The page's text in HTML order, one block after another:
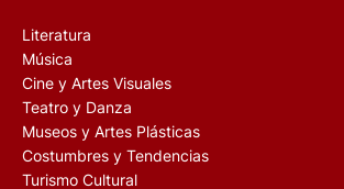
Literatura
Música
Cine y Artes Visuales
Teatro y Danza
Museos y Artes Plásticas
Costumbres y Tendencias
Turismo Cultural